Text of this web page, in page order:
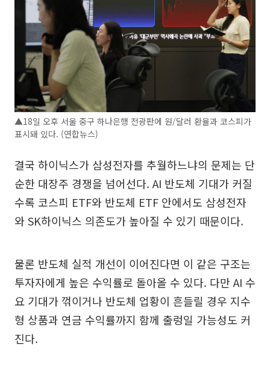
▲18일 오후 서울 중구 하나은행 전광판에 원/달러 환율과 코스피가
표시돼 있다. (연합뉴스)
결국 하이닉스가 삼성전자를 추월하느냐의 문제는 단
순한 대장주 경쟁을 넘어선다. AI 반도체 기대가 커질
수록 코스피 ETF와 반도체 ETF 안에서도 삼성전자
와 SK하이닉스 의존도가 높아질 수 있기 때문이다.
물론 반도체 실적 개선이 이어진다면 이 같은 구조는
투자자에게 높은 수익률로 돌아올 수 있다. 다만 AI 수
요 기대가 꺾이거나 반도체 업황이 흔들릴 경우 지수
형 상품과 연금 수익률까지 함께 출렁일 가능성도 커
진다.